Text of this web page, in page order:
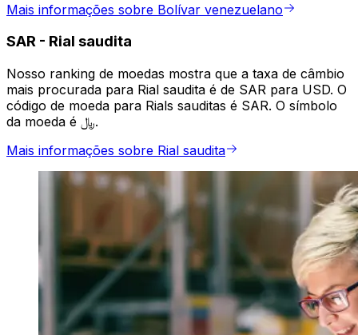
Mais informações sobre Bolívar venezuelano
SAR - Rial saudita
Nosso ranking de moedas mostra que a taxa de câmbio
mais procurada para Rial saudita é de SAR para USD. O
código de moeda para Rials sauditas é SAR. O símbolo
da moeda é ﷼.
Mais informações sobre Rial saudita